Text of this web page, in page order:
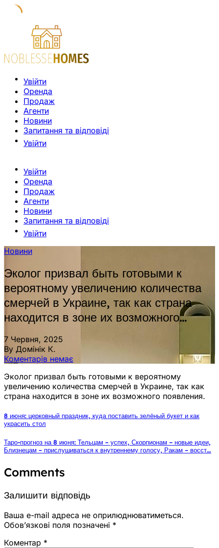
Увійти
Оренда
Продаж
Агенти
Новини
Запитання та відповіді
Увійти
Увійти
Оренда
Продаж
Агенти
Новини
Запитання та відповіді
Увійти
Новини
Эколог призвал быть готовыми к
вероятному увеличению количества
смерчей в Украине, так как страна
находится в зоне их возможного…
7 Червня, 2025
By Домінік К.
Коментарів немає
Эколог призвал быть готовыми к вероятному
увеличению количества смерчей в Украине, так как
страна находится в зоне их возможного появления.
8 июня: церковный праздник, куда поставить зелёный букет и как
украсить стол
Таро-прогноз на 8 июня: Тельцам – успех, Скорпионам – новые идеи,
Близнецам – прислушиваться к внутреннему голосу, Ракам – восст…
Comments
Залишити відповідь
Ваша e-mail адреса не оприлюднюватиметься.
Обов’язкові поля позначені *
Коментар *